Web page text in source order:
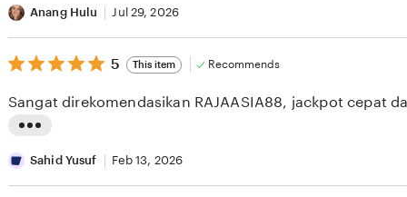
b
y
N
b
a
n
r
e
v
e
b
y
i
s
t
n
r
e
Anang Hulu Jul 29, 2026
5
out
5
stars
5 This item Recommends
i
s
Sangat direkomendasikan RAJAASIA88, jackpot cepat
Sahid Yusuf Feb 13, 2026